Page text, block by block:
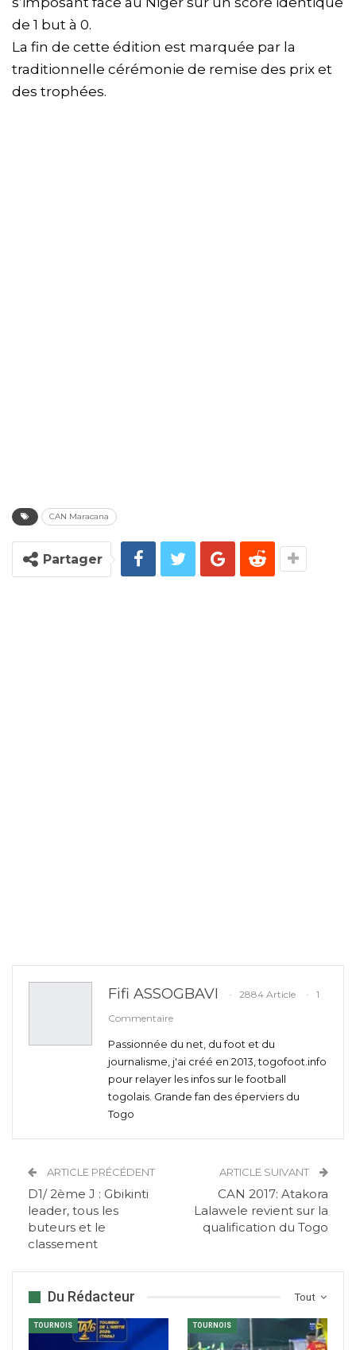
de 1 but à 0.
La fin de cette édition est marquée par la
traditionnelle cérémonie de remise des prix et
des trophées.
CAN Maracana
Partager
Fifi ASSOGBAVI 2884 Article
1
Commentaire
Passionnée du net, du foot et du
journalisme, j'ai créé en 2013, togofoot.info
pour relayer les infos sur le football
togolais. Grande fan des éperviers du
Togo
ARTICLE PRÉCÉDENT
D1/ 2ème J : Gbikinti
leader, tous les
buteurs et le
classement
ARTICLE SUIVANT
CAN 2017: Atakora
Lalawele revient sur la
qualification du Togo
Tout
Du Rédacteur
TOURNOIS TOURNOIS